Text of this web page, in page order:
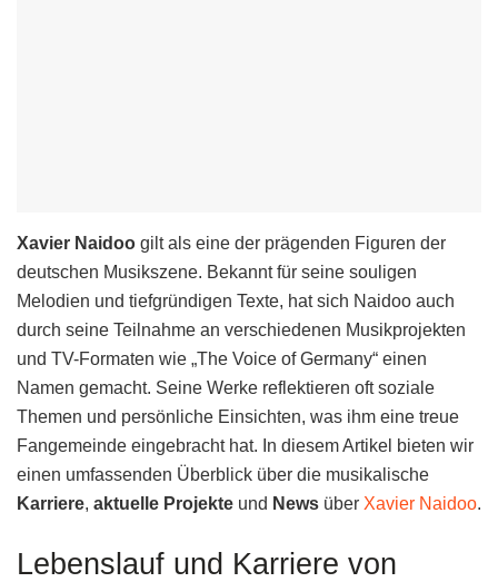
Xavier Naidoo gilt als eine der prägenden Figuren der
deutschen Musikszene. Bekannt für seine souligen
Melodien und tiefgründigen Texte, hat sich Naidoo auch
durch seine Teilnahme an verschiedenen Musikprojekten
und TV-Formaten wie „The Voice of Germany“ einen
Namen gemacht. Seine Werke reflektieren oft soziale
Themen und persönliche Einsichten, was ihm eine treue
Fangemeinde eingebracht hat. In diesem Artikel bieten wir
einen umfassenden Überblick über die musikalische
Karriere, aktuelle Projekte und News über Xavier Naidoo.
Lebenslauf und Karriere von